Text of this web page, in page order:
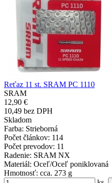
Reťaz 11 st. SRAM PC 1110
SRAM
12,90 €
10,49 bez DPH
Skladom
Farba: Strieborná
Počet článkov: 114
Počet prevodov: 11
Radenie: SRAM NX
Materiál: Oceľ/Oceľ poniklovaná
Hmotnosť: cca. 273 g